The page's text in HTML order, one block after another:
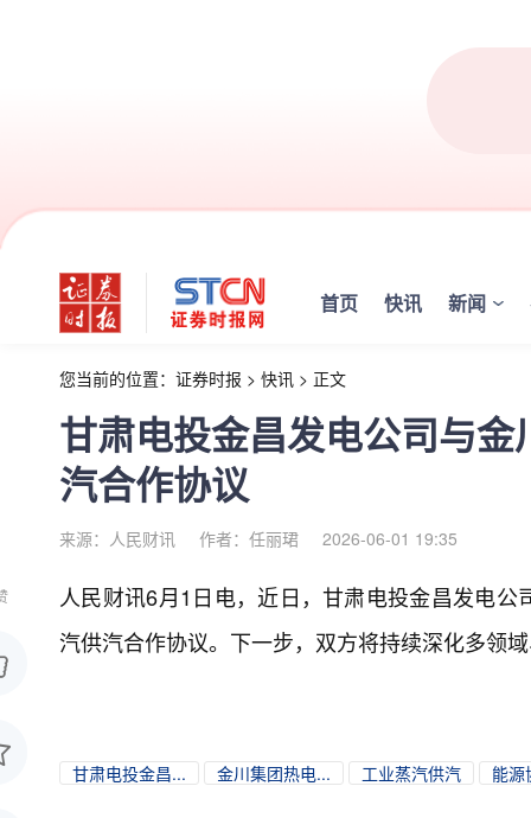
首页 快讯 新闻
您当前的位置： 证券时报 > 快讯 > 正文
甘肃电投金昌发电公司与
汽合作协议
来源：人民财讯 作者：任丽珺 2026-06-01 19:35
人民财讯6月1日电， 近日，甘肃电投金昌发电公
汽供汽合作协议。下一步，双方将持续深化多领
甘肃电投金昌... 金川集团热电... 工业蒸汽供汽 能源